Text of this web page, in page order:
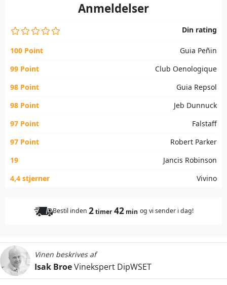
Anmeldelser
Din rating
100 Point
Guia Peñin
99 Point
Club Oenologique
98 Point
Guia Repsol
98 Point
Jeb Dunnuck
97 Point
Falstaff
97 Point
Robert Parker
19
Jancis Robinson
4,4 stjerner
Vivino
Bestil inden 2timer42 min og vi sender i dag!
Vinen beskrives af
Isak BroeVinekspert DipWSET